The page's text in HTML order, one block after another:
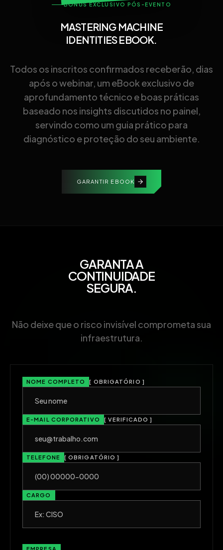
BÔNUS EXCLUSIVO PÓS-EVENTO
MASTERING MACHINE
IDENTITIES EBOOK.
Todos os inscritos confirmados receberão, dias
após o webinar, um eBook exclusivo de
aprofundamento técnico e boas práticas
baseado nos insights discutidos no painel,
servindo como um guia prático para
diagnóstico e proteção do seu ambiente.
GARANTIR EBOOK
GARANTA A
CONTINUIDADE
SEGURA.
Não deixe que o risco invisível comprometa sua
infraestrutura.
NOME COMPLETO [ OBRIGATÓRIO ]
E-MAIL CORPORATIVO [ VERIFICADO ]
TELEFONE [ OBRIGATÓRIO ]
CARGO